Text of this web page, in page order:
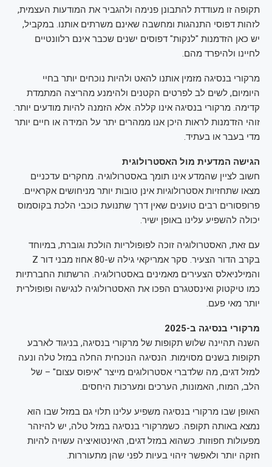
תקופה זו מעודדת להתבונן פנימה ולהגביר את המודעות העצמית,
לזהות דפוסי התנהגות ומחשבה שאינם משרתים אותנו. במקביל,
יש כאן הזדמנות "לנקות" דפוסים ישנים שכבר אינם רלוונטיים
לחיינו ולהיפרד מהם.
מרקורי בנסיגה מזמין אותנו להאט ולהיות נוכחים יותר בחיי
היומיום, לשים לב לפרטים הקטנים ולהימנע מהריצה המתמדת
קדימה. מרקורי בנסיגה אינו קללה. אלא הזמנה להיות מודעים יותר.
זוהי הזדמנות לראות היכן אנו ממהרים יתר על המידה או חיים יותר
מדי בעבר או בעתיד.
הגישה המדעית מול האסטרולוגית
חשוב לציין שהמדע אינו תומך באסטרולוגיה. מחקרים עדכניים
מצאו שתחזיות אסטרולוגיות אינן טובות יותר מניחושים אקראיים.
פרופסורים רבים טוענים שאין דרך שתנועת כוכבי הלכת בקוסמוס
יכולה להשפיע עלינו באופן ישיר.
עם זאת, האסטרולוגיה זוכה לפופולריות הולכת וגוברת, במיוחד
בקרב הדור הצעיר. סקר אמריקאי גילה ש-80 אחוז מבני דור Z
והמילניאלס הצעירים מאמינים באסטרולוגיה. הרשתות החברתיות
כמו טיקטוק ואינסטגרם הפכו את האסטרולוגיה לנגישה ופופולרית
יותר מאי פעם.
מרקורי בנסיגה ב-2025
השנה תהיינה שלוש תקופות של מרקורי בנסיגה, בניגוד לארבע
תקופות בשנים מסוימות. הנסיגה הנוכחית החלה במזל טלה ונעה
למזל דגים, מה שלדברי אסטרולוגים מייצר "איפוס עצום" – של
הלב, המוח, האמונות, הערכים ומערכות היחסים.
האופן שבו מרקורי בנסיגה משפיע עלינו תלוי גם במזל שבו הוא
נמצא באותה תקופה. כשמרקורי בנסיגה במזל טלה, יש להיזהר
מפעולות חפוזות. כשהוא במזל דגים, האינטואיציה עשויה להיות
חזקה יותר ולאפשר זיהוי בעיות לפני שהן מתעוררות.